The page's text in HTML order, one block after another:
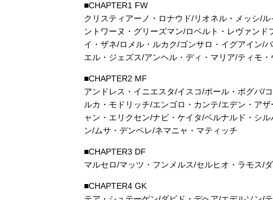
■CHAPTER1 FW
クリスティアーノ・ロナウド/リオネル・メッシ/
ントワーヌ・グリーズマン/ロベルト・レヴァン
イ・ザネ/ロメル・ルカク/ゴンサロ・イグアイン/
エル・ジェズス/アンヘル・ディ・マリア/ティモ・
■CHAPTER2 MF
アンドレス・イニエスタ/イスコ/ポール・ポグバ/
ルカ・モドリッチ/エンゴロ・カンテ/エデン・ア
ャン・エリクセン/ナビ・ケイタ/ベルナルド・シ
ン/ムサ・デンベレ/ネマニャ・マティッチ
■CHAPTER3 DF
マルセロ/マッツ・フンメルス/セルヒオ・ラモス/
■CHAPTER4 GK